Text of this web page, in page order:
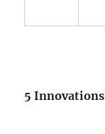
5 Innovations